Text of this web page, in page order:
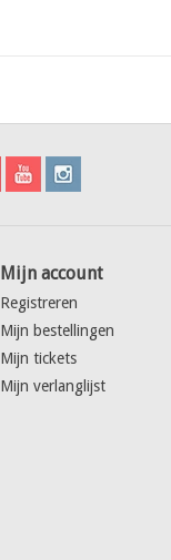
Mijn account
Registreren
Mijn bestellingen
Mijn tickets
Mijn verlanglijst